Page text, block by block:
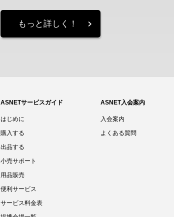
もっと詳しく！
ASNETサービスガイド
はじめに
購入する
出品する
小売サポート
用品販売
便利サービス
サービス料金表
ASNET入会案内
入会案内
よくある質問